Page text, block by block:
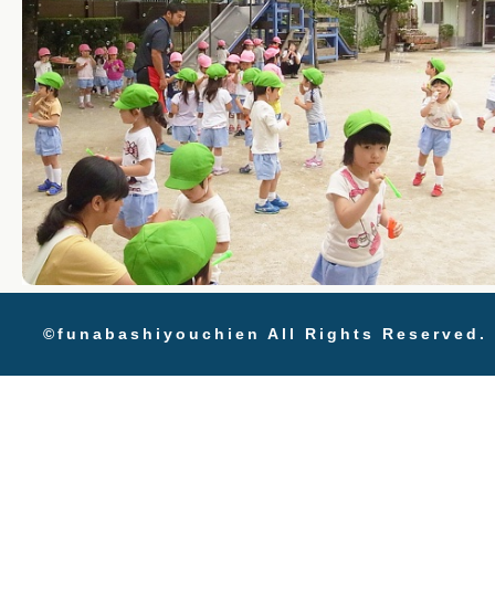
©funabashiyouchien All Rights Reserved.